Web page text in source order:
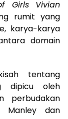
Girls
Vivian
rumit yang
karya-karya
domain
tentang
dipicu oleh
perbudakan
Manley dan